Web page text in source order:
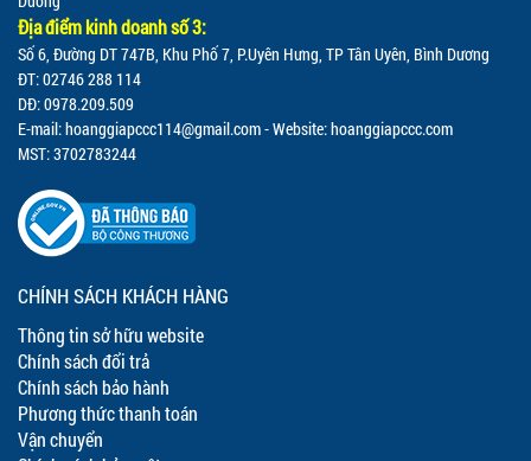
Địa điểm kinh doanh số 3:
Số 6, Đường DT 747B, Khu Phố 7, P.Uyên Hưng, TP Tân Uyên, Bình Dương
ĐT: 02746 288 114
DĐ: 0978.209.509
E-mail:hoanggiapccc114@gmail.com- Website: hoanggiapccc.com
MST: 3702783244
CHÍNH SÁCH KHÁCH HÀNG
Thông tin sở hữu website
Chính sách đổi trả
Chính sách bảo hành
Phương thức thanh toán
Vận chuyển